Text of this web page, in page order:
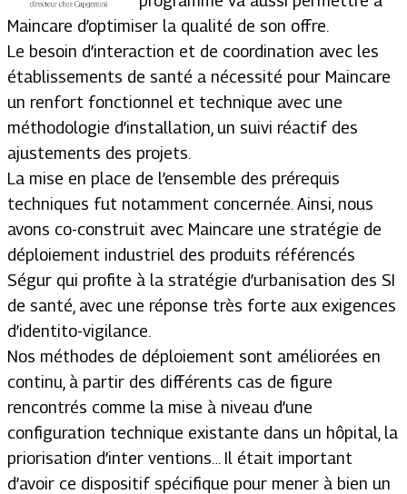
Maincare d’optimiser la qualité de son offre.
Le besoin d’interaction et de coordination avec les
établissements de santé a nécessité pour Maincare
un renfort fonctionnel et technique avec une
méthodologie d’installation, un suivi réactif des
ajustements des projets.
La mise en place de l’ensemble des prérequis
techniques fut notamment concernée. Ainsi, nous
avons co-construit avec Maincare une stratégie de
déploiement industriel des produits référencés
Ségur qui profite à la stratégie d’urbanisation des SI
de santé, avec une réponse très forte aux exigences
d’identito-vigilance.
Nos méthodes de déploiement sont améliorées en
continu, à partir des différents cas de figure
rencontrés comme la mise à niveau d’une
configuration technique existante dans un hôpital, la
priorisation d’inter ventions… Il était important
d’avoir ce dispositif spécifique pour mener à bien un